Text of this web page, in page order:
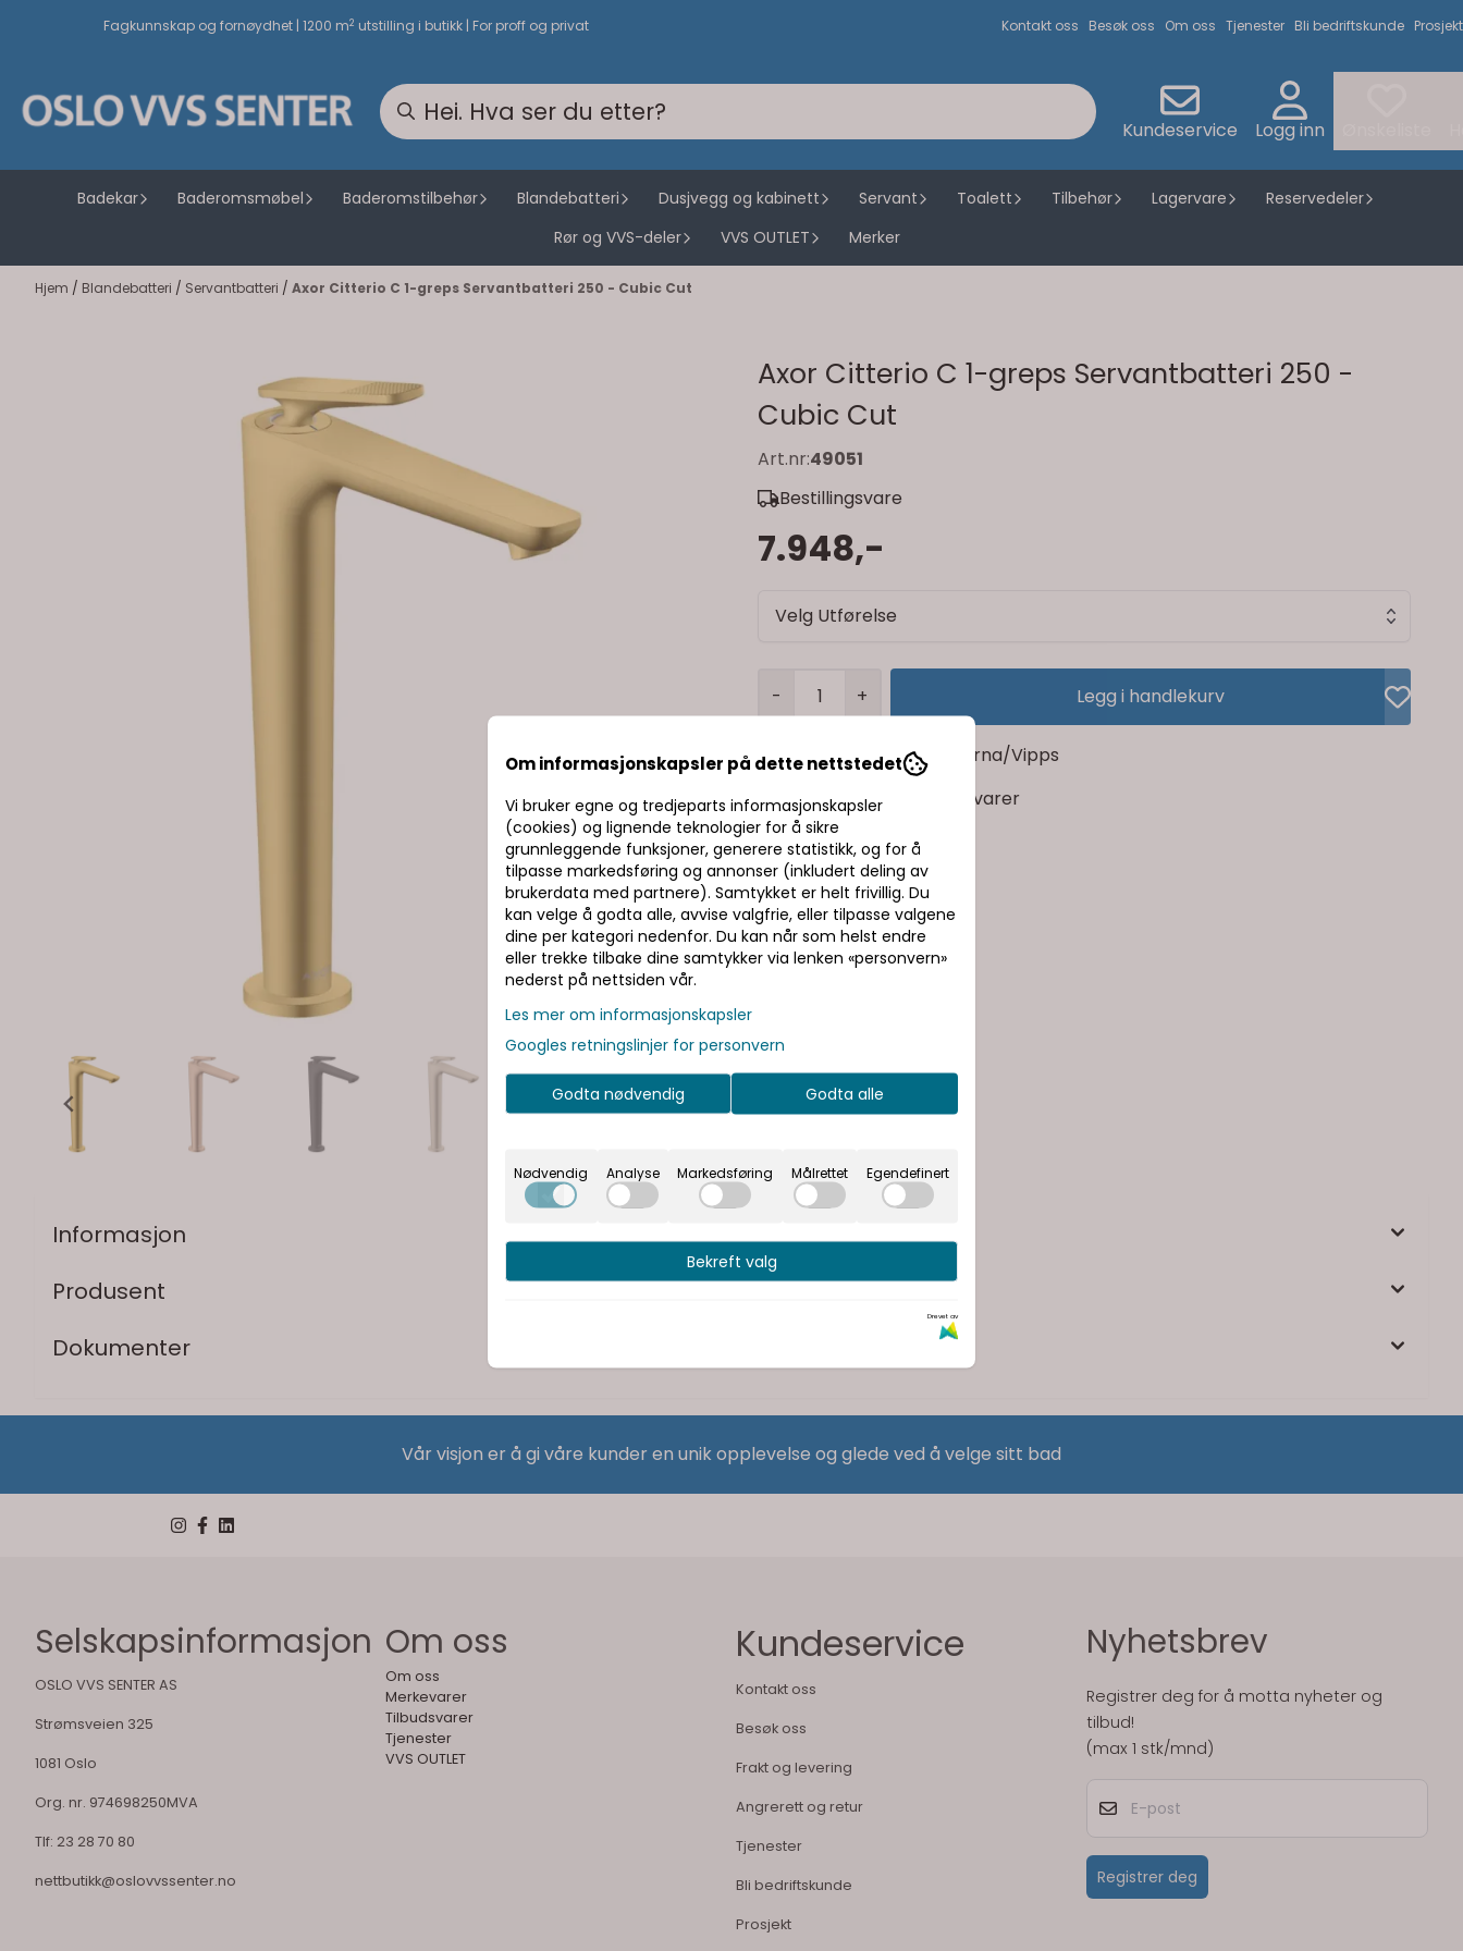
Hopp til innholdFagkunnskap og fornøydhet | 1200 m2 utstilling i butikk | For proff og privat Kontakt oss Besøk oss Om oss Tjenester Bli bedriftskunde Prosjekt
Kundeservice Logg inn
Badekar Baderomsmøbel Baderomstilbehør Blandebatteri Dusjvegg og kabinett Servant Toalett Tilbehør Lagervare
Reservedeler
Rør og VVS-deler
VVS OUTLET Merker
Hjem / Blandebatteri / Servantbatteri / Axor Citterio C 1-greps Servantbatteri 250 - Cubic Cut
Axor Citterio C 1-greps Servantbatteri 250 -
Cubic Cut
Art.nr:49051
Bestillingsvare
7.948,-
Velg Utførelse
- + Legg i handlekurv
Trygg handel med Klarna/Vipps
Rask levering av lagervarer
Halv pris på frakt
Informasjon
Produsent
Dokumenter
Vår visjon er å gi våre kunder en unik opplevelse og glede ved å velge sitt bad
Selskapsinformasjon
OSLO VVS SENTER AS
Strømsveien 325
1081 Oslo
Org. nr. 974698250MVA
Tlf: 23 28 70 80
nettbutikk@oslovvssenter.no
Om oss
Om oss
Merkevarer
Tilbudsvarer
Tjenester
VVS OUTLET
Kundeservice
Kontakt oss
Besøk oss
Frakt og levering
Angrerett og retur
Tjenester
Bli bedriftskunde
Prosjekt
Nyhetsbrev
Registrer deg for å motta nyheter og
tilbud!
(max 1 stk/mnd)
Registrer deg
Om informasjonskapsler på dette nettstedet
Vi bruker egne og tredjeparts informasjonskapsler
(cookies) og lignende teknologier for å sikre
grunnleggende funksjoner, generere statistikk, og for å
tilpasse markedsføring og annonser (inkludert deling av
brukerdata med partnere). Samtykket er helt frivillig. Du
kan velge å godta alle, avvise valgfrie, eller tilpasse valgene
dine per kategori nedenfor. Du kan når som helst endre
eller trekke tilbake dine samtykker via lenken «personvern»
nederst på nettsiden vår.
Les mer om informasjonskapsler
Googles retningslinjer for personvern
Godta nødvendig Godta alle
Nødvendig Analyse Markedsføring Målrettet Egendefinert
Bekreft valg
Drevet av